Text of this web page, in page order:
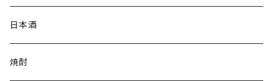
日本酒
焼酎